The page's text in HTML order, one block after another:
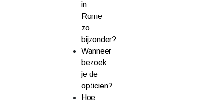
in
Rome
zo
bijzonder?
Wanneer
bezoek
je de
opticien?
Hoe